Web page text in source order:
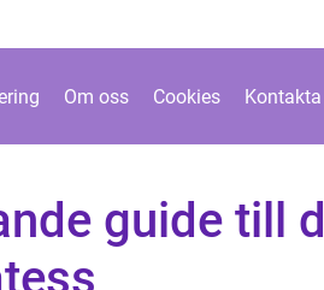
Om oss Cookies
guide till